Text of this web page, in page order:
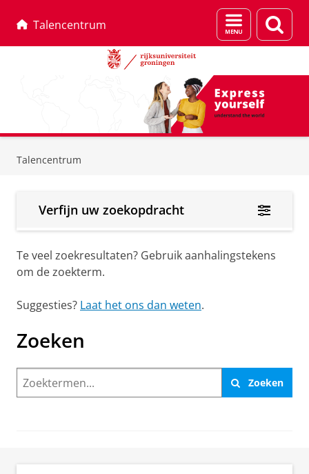
Talencentrum
Menu
en
Talencentrum
Verfijn uw zoekopdracht
Te veel zoekresultaten? Gebruik aanhalingstekens
om de zoekterm.
Suggesties? Laat het ons dan weten.
Zoeken
Zoeken